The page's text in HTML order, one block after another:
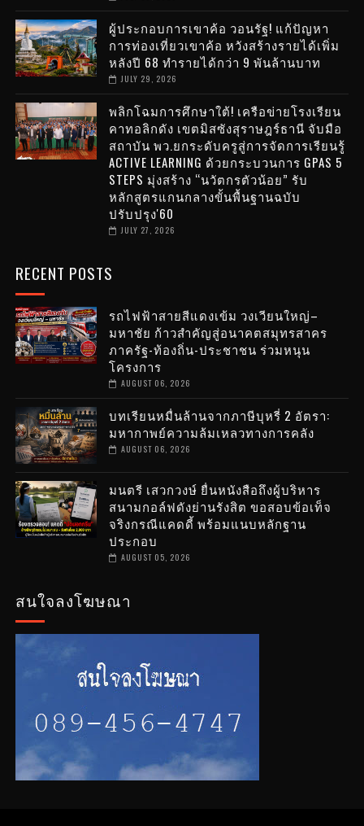
ผู้ประกอบการเขาค้อ วอนรัฐ! แก้ปัญหา
การท่องเที่ยวเขาค้อ หวังสร้างรายได้เพิ่ม
หลังปี 68 ทำรายได้กว่า 9 พันล้านบาท
JULY 29, 2026
พลิกโฉมการศึกษาใต้! เครือข่ายโรงเรียน
คาทอลิกดัง เขตมิสซังสุราษฎร์ธานี จับมือ
สถาบัน พว.ยกระดับครูสู่การจัดการเรียนรู้
ACTIVE LEARNING ด้วยกระบวนการ GPAS 5
STEPS มุ่งสร้าง “นวัตกรตัวน้อย” รับ
หลักสูตรแกนกลางขั้นพื้นฐานฉบับ
ปรับปรุง'60
JULY 27, 2026
RECENT POSTS
รถไฟฟ้าสายสีแดงเข้ม วงเวียนใหญ่–
มหาชัย ก้าวสำคัญสู่อนาคตสมุทรสาคร
ภาครัฐ-ท้องถิ่น-ประชาชน ร่วมหนุน
โครงการ
AUGUST 06, 2026
บทเรียนหมื่นล้านจากภาษีบุหรี่ 2 อัตรา:
มหากาพย์ความล้มเหลวทางการคลัง
AUGUST 06, 2026
มนตรี เสวกวงษ์ ยื่นหนังสือถึงผู้บริหาร
สนามกอล์ฟดังย่านรังสิต ขอสอบข้อเท็จ
จริงกรณีแคดดี้ พร้อมแนบหลักฐาน
ประกอบ
AUGUST 05, 2026
สนใจลงโฆษณา